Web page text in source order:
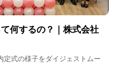
何するの？｜株式会社
定式の様子をダイジェストムー